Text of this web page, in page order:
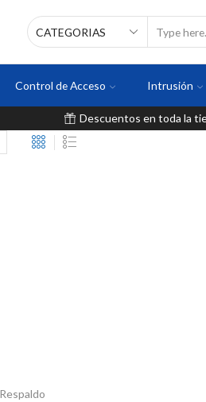
Control de Acceso Intrusión
Descuentos en toda la